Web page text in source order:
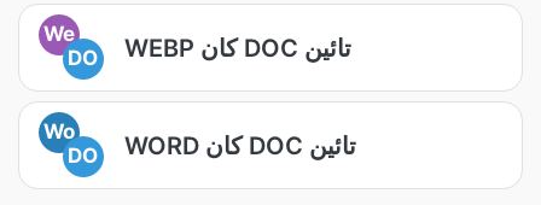
We
DO
WEBP کان DOC تائين
Wo
DO
WORD کان DOC تائين